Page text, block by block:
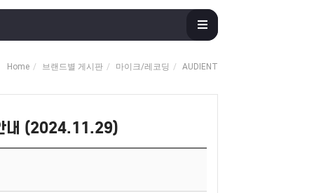
Home 브랜드별 게시판 마이크/레코딩 AUDIENT
내 (2024.11.29)